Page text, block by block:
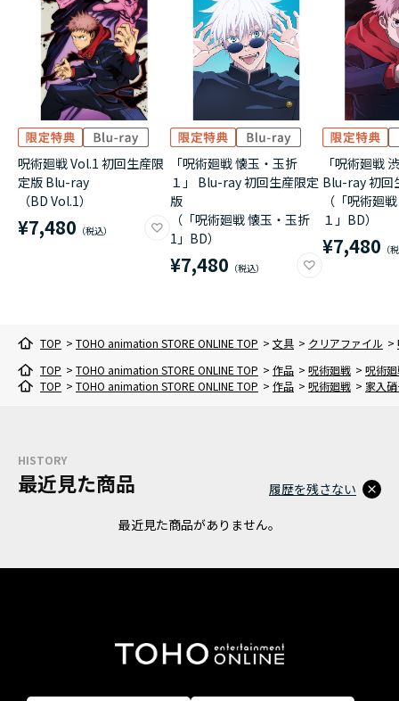
呪術廻戦 Vol.1 初回生産限
定版 Blu-ray
（BD Vol.1）
¥7,480
「呪術廻戦 懐玉・玉折
１」 Blu-ray 初回生産限定
版
（「呪術廻戦 懐玉・玉折
1」BD）
¥7,480
「呪術廻戦
Blu-ray 初回
（「呪術廻
１」BD）
¥7,480
TOP > TOHO animation STORE ONLINE TOP > 文具 > クリアファイル >
TOP > TOHO animation STORE ONLINE TOP > 作品 > 呪術廻戦 > 呪術
TOP > TOHO animation STORE ONLINE TOP > 作品 > 呪術廻戦 > 家入
HISTORY
最近見た商品
最近見た商品がありません。
履歴を残さない